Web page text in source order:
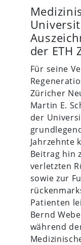
der ETH
Für seine
Züricher
Martin E.
der
Jahrzehnte
Beitrag hin
verletzten
sowie zur
Patienten
Bernd
während